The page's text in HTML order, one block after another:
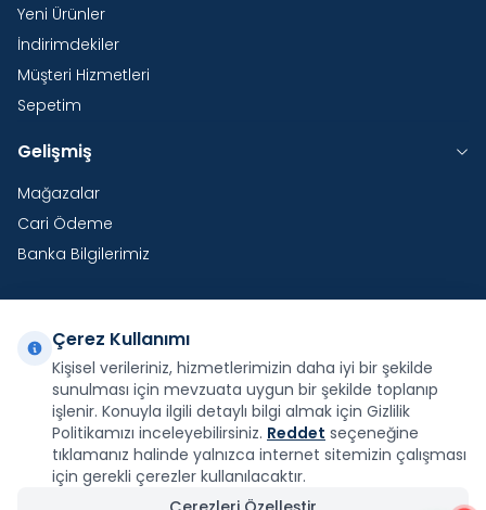
Yeni Ürünler
İndirimdekiler
Müşteri Hizmetleri
Sepetim
Gelişmiş
Mağazalar
Cari Ödeme
Banka Bilgilerimiz
Yurtdışı Kargo
Şirketimiz E-Fatura ve E-Arşiv Fatura uygulaması
kapsamındadır.
Çerez Kullanımı
Kişisel verileriniz, hizmetlerimizin daha iyi bir şekilde
sunulması için mevzuata uygun bir şekilde toplanıp
işlenir. Konuyla ilgili detaylı bilgi almak için Gizlilik
Politikamızı inceleyebilirsiniz. Reddet seçeneğine
tıklamanız halinde yalnızca internet sitemizin çalışması
için gerekli çerezler kullanılacaktır.